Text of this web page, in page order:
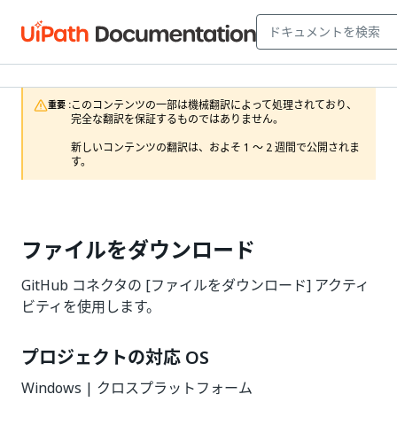
重要 :このコンテンツの一部は機械翻訳によって処理されており、
完全な翻訳を保証するものではありません。
新しいコンテンツの翻訳は、およそ 1 ～ 2 週間で公開されま
す。
ファイルをダウンロード
GitHub コネクタの [ファイルをダウンロード] アクティ
ビティを使用します。
プロジェクトの対応 OS
Windows | クロスプラットフォーム